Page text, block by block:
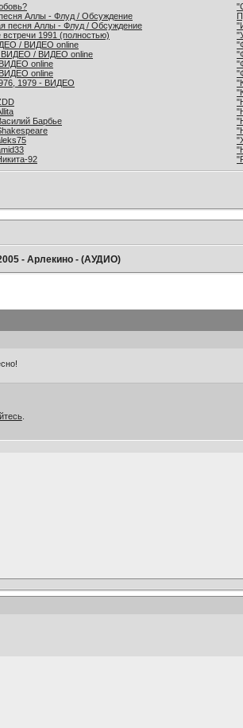
Аллы - Флуд / Обсуждение
песня Аллы - Флуд / Обсуждение
1991 (полностью)
/ ВИДЕО online
ВИДЕО / ВИДЕО online
online
online
1979 - ВИДЕО
Барбье
92
- Арлекино - (АУДИО)
.